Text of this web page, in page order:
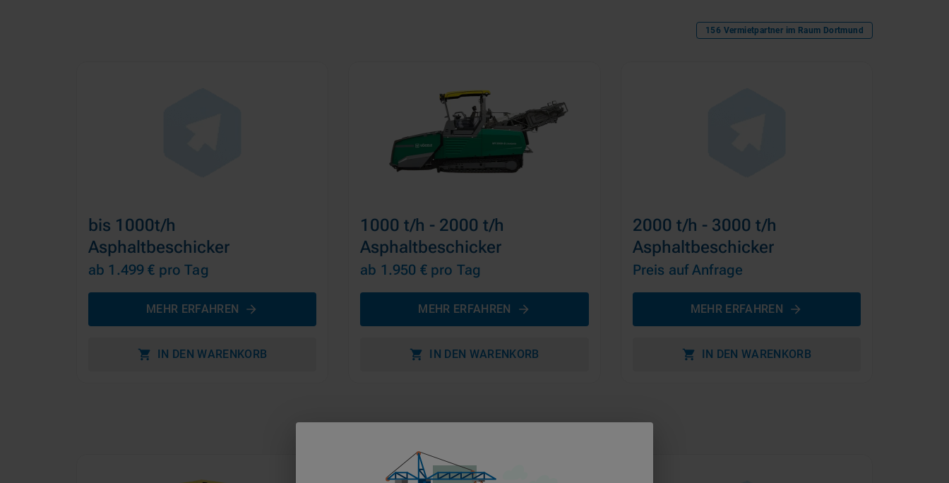
156 Vermietpartner im Raum Dortmund
bis 1000t/h
Asphaltbeschicker
ab 1.499 € pro Tag
MEHR ERFAHREN
IN DEN WARENKORB
1000 t/h - 2000 t/h
Asphaltbeschicker
ab 1.950 € pro Tag
MEHR ERFAHREN
IN DEN WARENKORB
2000 t/h - 3000 t/h
Asphaltbeschicker
Preis auf Anfrage
MEHR ERFAHREN
IN DEN WARENKORB